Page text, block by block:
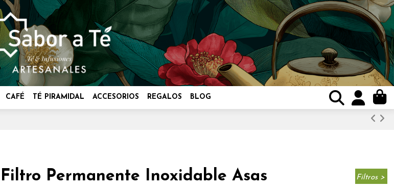
CAFÉ TÉ PIRAMIDAL ACCESORIOS REGALOS BLOG
Filtro Permanente Inoxidable Asas Filtros >